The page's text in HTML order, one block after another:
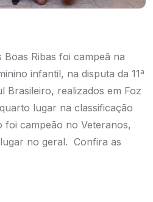
Ribas foi campeã na
infantil, na disputa da 11ª
Brasileiro, realizados em Foz
lugar na classificação
campeão no Veteranos,
no geral. Confira as